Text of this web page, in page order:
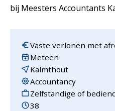
bij Meesters Accountants
Vaste verlonen met
Meteen
Kalmthout
Accountancy
Zelfstandige of
38